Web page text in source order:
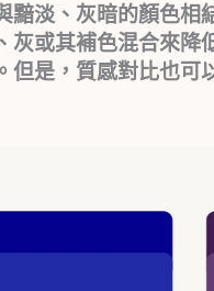
淡、灰暗的顏色相
或其補色混合來降
是，質感對比也可